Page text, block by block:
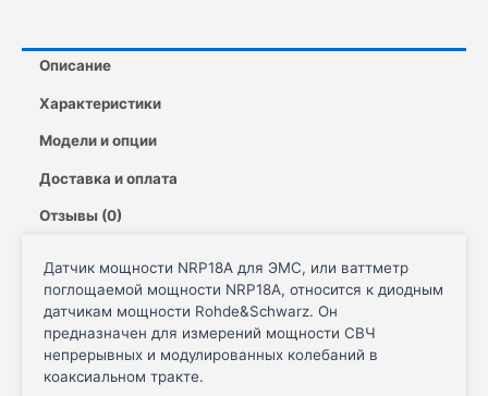
Описание
Характеристики
Модели и опции
Доставка и оплата
Отзывы (0)
Датчик мощности NRP18A для ЭМС, или ваттметр
поглощаемой мощности NRP18A, относится к диодным
датчикам мощности Rohde&Schwarz. Он
предназначен для измерений мощности СВЧ
непрерывных и модулированных колебаний в
коаксиальном тракте.